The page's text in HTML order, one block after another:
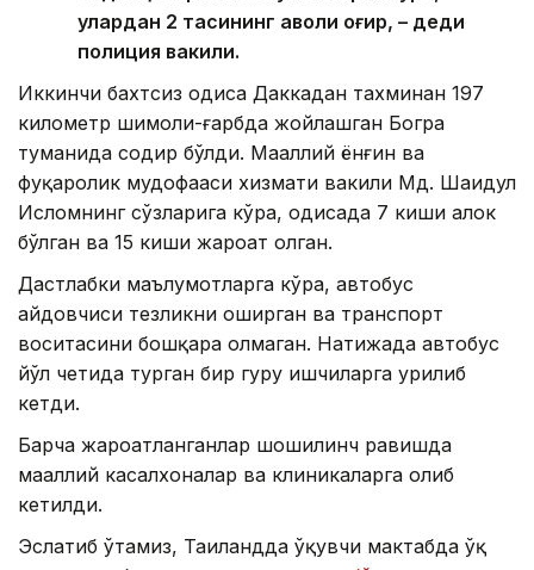
улардан 2 тасининг аҳволи оғир, – деди
полиция вакили.
Иккинчи бахтсиз ҳодиса Даккадан тахминан 197
километр шимоли-ғарбда жойлашган Богра
туманида содир бўлди. Маҳаллий ёнғин ва
фуқаролик мудофааси хизмати вакили Мд. Шаҳидул
Исломнинг сўзларига кўра, ҳодисада 7 киши ҳалок
бўлган ва 15 киши жароҳат олган.
Дастлабки маълумотларга кўра, автобус
ҳайдовчиси тезликни оширган ва транспорт
воситасини бошқара олмаган. Натижада автобус
йўл четида турган бир гуруҳ ишчиларга урилиб
кетди.
Барча жароҳатланганлар шошилинч равишда
маҳаллий касалхоналар ва клиникаларга олиб
кетилди.
Эслатиб ўтамиз, Таиландда ўқувчи мактабда ўқ